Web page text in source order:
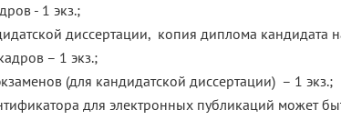
- 1 экз.;
диссертации, копия диплома кандидата
– 1 экз.;
(для кандидатской диссертации) – 1 экз.;
для электронных публикаций может